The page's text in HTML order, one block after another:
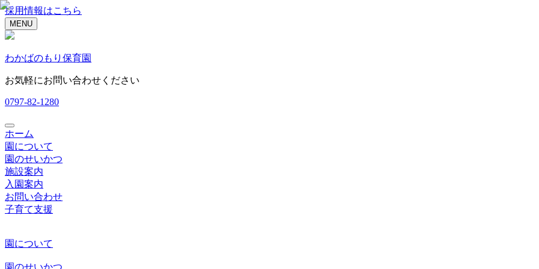
採用情報はこちら
MENU
わかばのもり保育園
お気軽にお問い合わせください
0797-82-1280
ホーム
園について
園のせいかつ
施設案内
入園案内
お問い合わせ
子育て支援
園について
園のせいかつ